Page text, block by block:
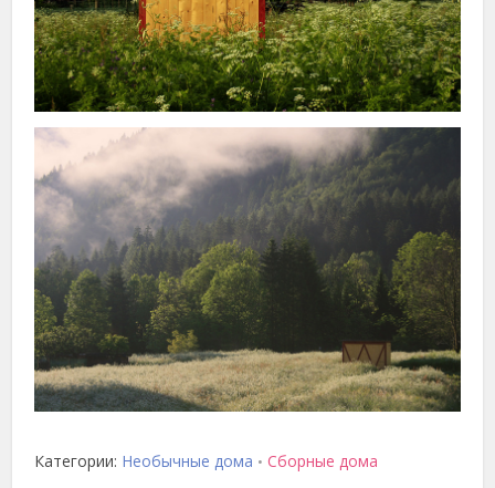
Категории: Необычные дома • Сборные дома